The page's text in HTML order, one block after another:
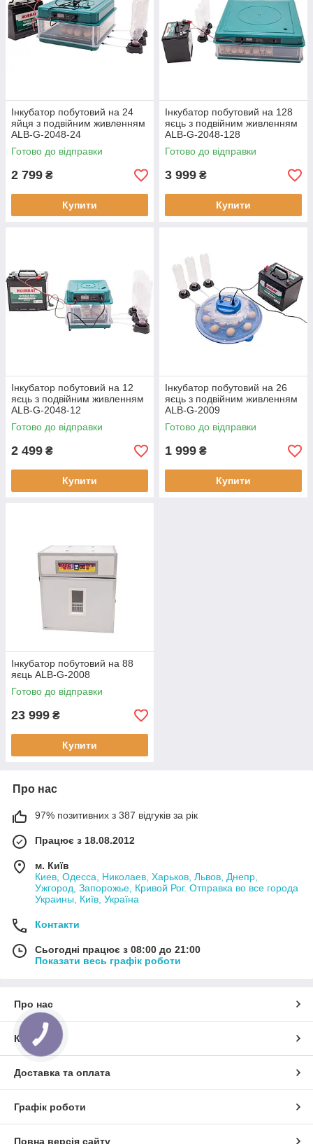
Інкубатор побутовий на 24
яйця з подвійним живленням
ALB-G-2048-24
Готово до відправки
2 799 ₴
Купити
Інкубатор побутовий на 128
яєць з подвійним живленням
ALB-G-2048-128
Готово до відправки
3 999 ₴
Купити
Інкубатор побутовий на 12
яєць з подвійним живленням
ALB-G-2048-12
Готово до відправки
2 499 ₴
Купити
Інкубатор побутовий на 26
яєць з подвійним живленням
ALB-G-2009
Готово до відправки
1 999 ₴
Купити
Інкубатор побутовий на 88
яєць ALB-G-2008
Готово до відправки
23 999 ₴
Купити
Про нас
97% позитивних з 387 відгуків за рік
Працює з 18.08.2012
м. Київ
Киев, Одесса, Николаев, Харьков, Львов, Днепр,
Ужгород, Запорожье, Кривой Рог. Отправка во все города
Украины, Київ, Україна
Контакти
Сьогодні працює з 08:00 до 21:00
Показати весь графік роботи
Про нас
Контакти
Доставка та оплата
Графік роботи
Повна версія сайту
КНОПКА
ЗВ'ЯЗКУ